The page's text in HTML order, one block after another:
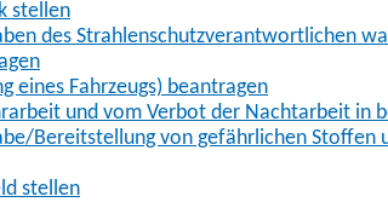
stellen
des Strahlenschutzverantwortlichen
eines Fahrzeugs) beantragen
und vom Verbot der Nachtarbeit in
Bereitstellung von gefährlichen Stoffen
stellen